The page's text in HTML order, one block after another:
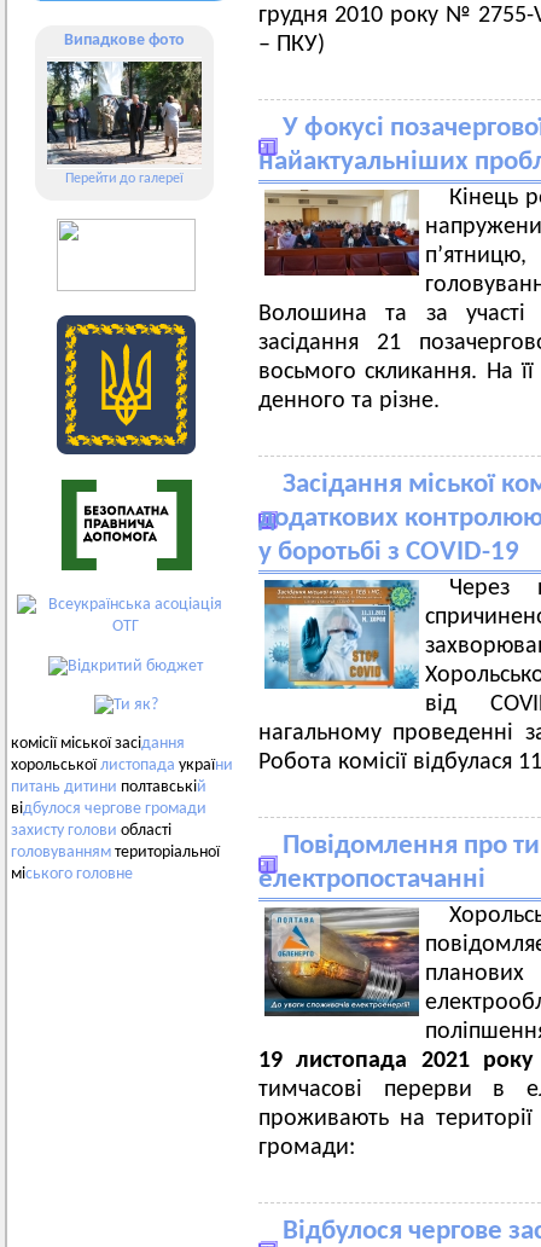
Випадкове фото
Перейти до галереї
комісії міської засідання
хорольськоїлистопада україни
питань дитини полтавській
відбулося чергове громади
захисту голови області
головуванням територіальної
міського головне
грудня 2010 року № 2755-
– ПКУ)
У фокусі
найактуальніших
Кінець
Волошина та за участі
засідання 21
восьмого скликання. На
денного та різне.
Засідання міської
додаткових
у боротьбі з COVID-19
Через
від
нагальному проведенні
Робота комісії відбулася
Повідомлення про
електропостачанні
19 листопада 2021 року
тимчасові перерви в
проживають на території
громади:
Відбулося чергове